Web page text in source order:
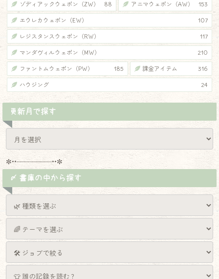
ゾディアックウェポン（ZW） 88 アニマウェポン（AW） 153
エウレカウェポン（EW） 107
レジスタンスウェポン（RW） 117
マンダヴィルウェポン（MW） 210
ファントムウェポン（PW） 185 課金アイテム 316
ハウジング 24
更新月で探す
✼••┈┈┈┈┈┈┈┈┈••✼
〆 書庫の中から探す